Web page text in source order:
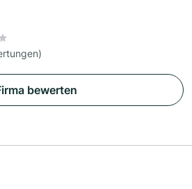
bewerten